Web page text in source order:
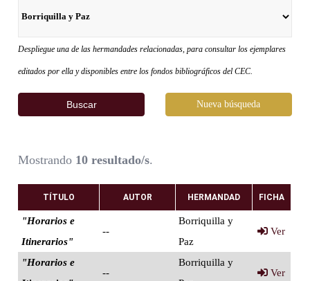
Despliegue una de las hermandades relacionadas, para consultar los ejemplares
editados por ella y disponibles entre los fondos bibliográficos del CEC.
Buscar Nueva búsqueda
Mostrando 10 resultado/s.
TÍTULO AUTOR HERMANDAD FICHA
"Horarios e
Itinerarios"
--
Borriquilla y
Paz
Ver
"Horarios e
--
Borriquilla y
Ver